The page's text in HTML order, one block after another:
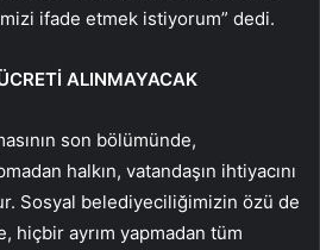
ifade etmek istiyorum” dedi.
ALINMAYACAK
son bölümünde,
halkın, vatandaşın ihtiyacını
Sosyal belediyeciliğimizin özü de
hiçbir ayrım yapmadan tüm